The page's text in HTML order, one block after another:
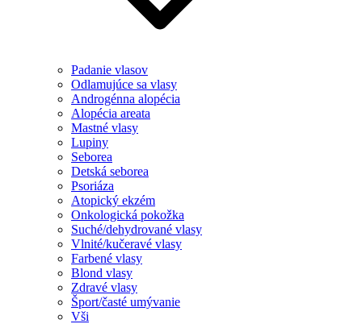
Padanie vlasov
Odlamujúce sa vlasy
Androgénna alopécia
Alopécia areata
Mastné vlasy
Lupiny
Seborea
Detská seborea
Psoriáza
Atopický ekzém
Onkologická pokožka
Suché/dehydrované vlasy
Vlnité/kučeravé vlasy
Farbené vlasy
Blond vlasy
Zdravé vlasy
Šport/časté umývanie
Vši